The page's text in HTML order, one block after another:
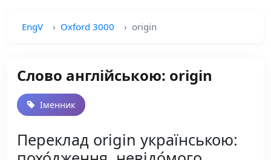
EngV Oxford 3000 origin
Слово англійською: origin
Іменник
Переклад origin українською: